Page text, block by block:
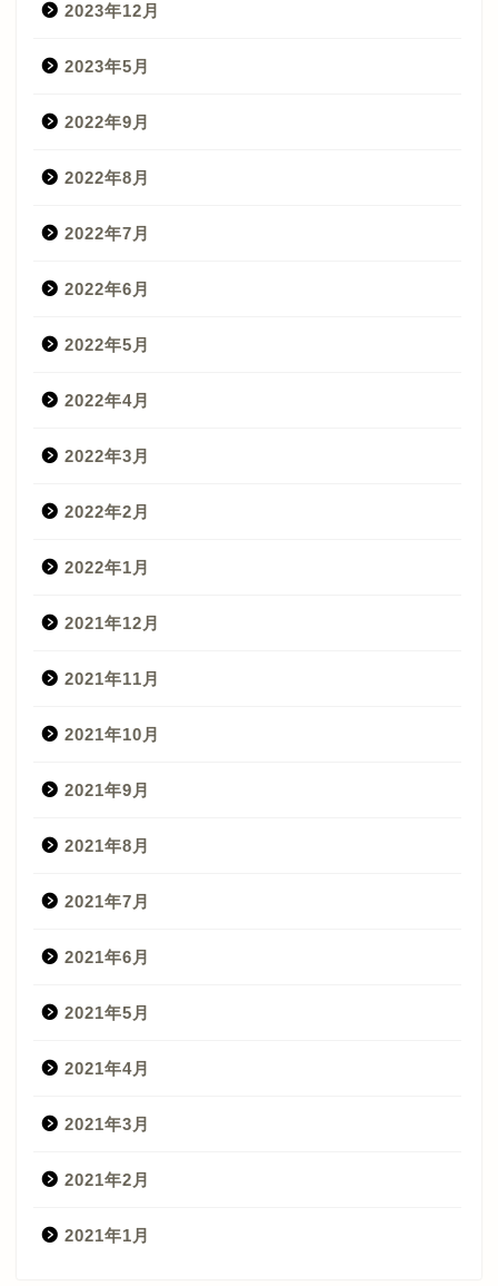
2023年12月
2023年5月
2022年9月
2022年8月
2022年7月
2022年6月
2022年5月
2022年4月
2022年3月
2022年2月
2022年1月
2021年12月
2021年11月
2021年10月
2021年9月
2021年8月
2021年7月
2021年6月
2021年5月
2021年4月
2021年3月
2021年2月
2021年1月